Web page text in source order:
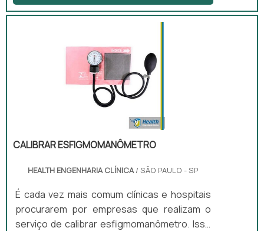
para o atendimento em diversos
estabelecimentos da área da saúde, como
muitas vezes também fornecem outros
serviços, como por exemplo serviços
técnicos, treinamentos e todas as
manutenções para os equipamentos. As
manutenções podem ser divididas .
CALIBRAR ESFIGMOMANÔ­METRO
HEALTH ENGENHARIA CLÍNICA/ SÃO PAULO - SP
É cada vez mais comum clínicas e hospitais
procurarem por empresas que realizam o
serviço de calibrar esfigmomanô­metro. Isso